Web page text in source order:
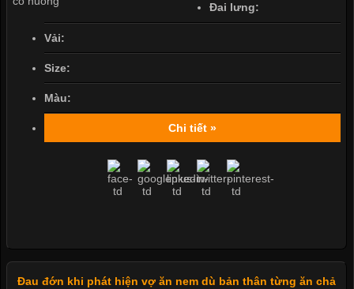
Đai lưng:
Vải:
Size:
Màu:
Chi tiết »
Đau đớn khi phát hiện vợ ăn nem dù bản thân từng ăn chả